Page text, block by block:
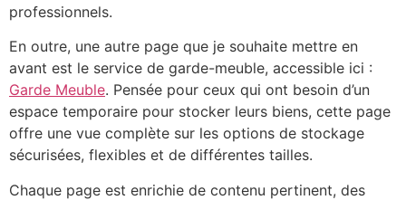
professionnels.
En outre, une autre page que je souhaite mettre en
avant est le service de garde-meuble, accessible ici :
Garde Meuble. Pensée pour ceux qui ont besoin d’un
espace temporaire pour stocker leurs biens, cette page
offre une vue complète sur les options de stockage
sécurisées, flexibles et de différentes tailles.
Chaque page est enrichie de contenu pertinent, des